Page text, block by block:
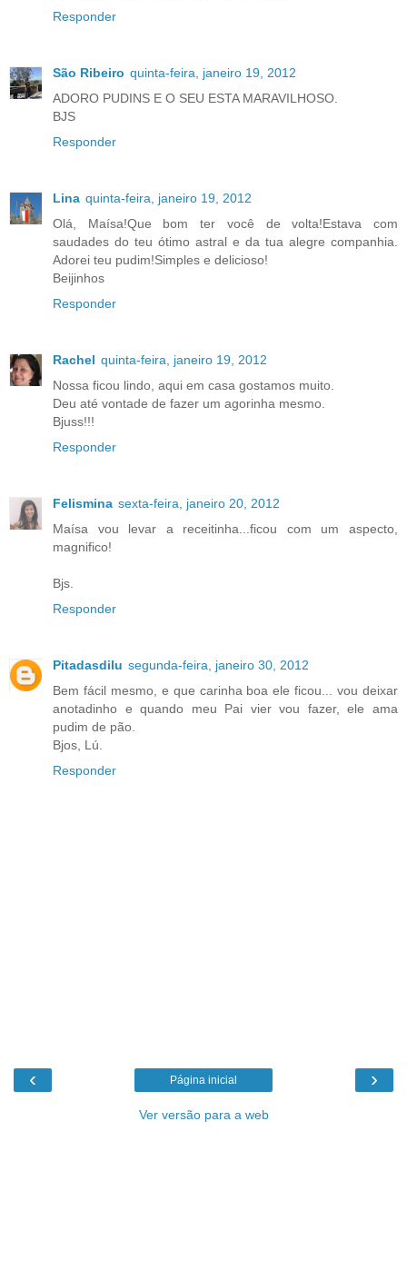
Responder
São Ribeiro quinta-feira, janeiro 19, 2012
ADORO PUDINS E O SEU ESTA MARAVILHOSO.
BJS
Responder
Lina quinta-feira, janeiro 19, 2012
Olá, Maísa!Que bom ter você de volta!Estava com
saudades do teu ótimo astral e da tua alegre companhia.
Adorei teu pudim!Simples e delicioso!
Beijinhos
Responder
Rachel quinta-feira, janeiro 19, 2012
Nossa ficou lindo, aqui em casa gostamos muito.
Deu até vontade de fazer um agorinha mesmo.
Bjuss!!!
Responder
Felismina sexta-feira, janeiro 20, 2012
Maísa vou levar a receitinha...ficou com um aspecto,
magnifico!
Bjs.
Responder
Pitadasdilu segunda-feira, janeiro 30, 2012
Bem fácil mesmo, e que carinha boa ele ficou... vou deixar
anotadinho e quando meu Pai vier vou fazer, ele ama
pudim de pão.
Bjos, Lú.
Responder
‹ ›
Página inicial
Ver versão para a web